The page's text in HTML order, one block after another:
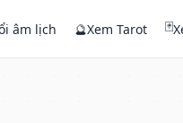
âm lịch 🔮Xem Tarot 🃏